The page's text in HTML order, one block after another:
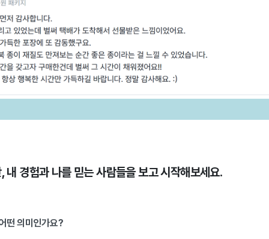
내 경험과 나를 믿는 사람들을 보고 시작해보세요.
떤 의미인가요?